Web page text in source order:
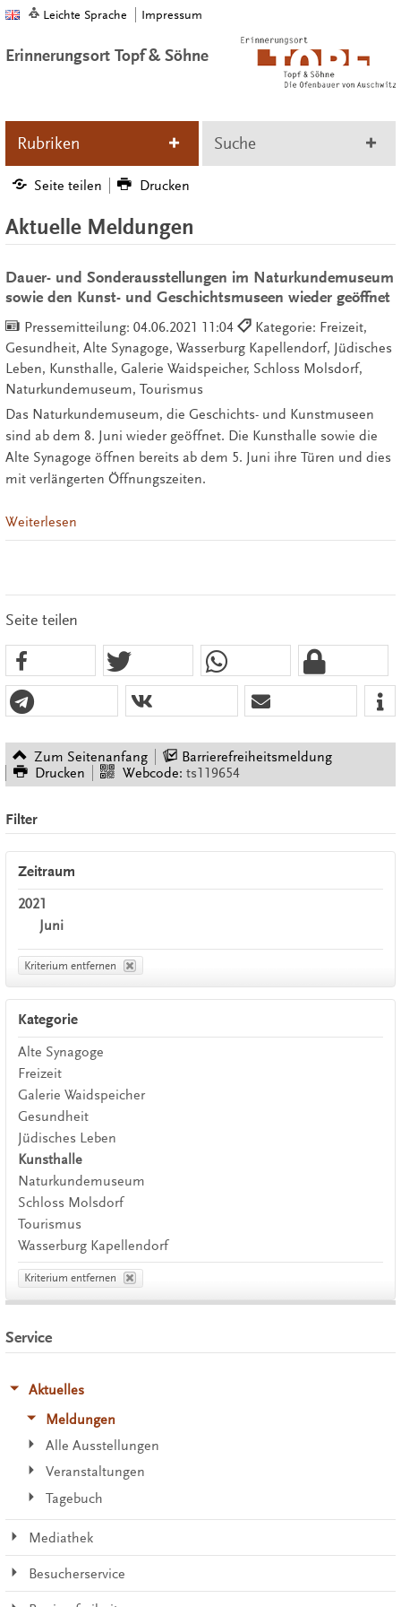
Leichte Sprache Impressum
Erinnerungsort Topf & Söhne
Rubriken Suche
Seite teilen Drucken
Aktuelle Meldungen
Dauer- und Sonderausstellungen im Naturkundemuseum
sowie den Kunst- und Geschichtsmuseen wieder geöffnet
Pressemitteilung: 04.06.2021 11:04
Kategorie: Freizeit,
Gesundheit, Alte Synagoge, Wasserburg Kapellendorf, Jüdisches
Leben, Kunsthalle, Galerie Waidspeicher, Schloss Molsdorf,
Naturkundemuseum, Tourismus
Das Naturkundemuseum, die Geschichts- und Kunstmuseen
sind ab dem 8. Juni wieder geöffnet. Die Kunsthalle sowie die
Alte Synagoge öffnen bereits ab dem 5. Juni ihre Türen und dies
mit verlängerten Öffnungszeiten.
Weiterlesen
Seite teilen
Zum Seitenanfang
Barrierefreiheitsmeldung
Drucken
Webcode: ts119654
Filter
Zeitraum
2021
Juni
Kriterium entfernen
Kategorie
Alte Synagoge
Freizeit
Galerie Waidspeicher
Gesundheit
Jüdisches Leben
Kunsthalle
Naturkundemuseum
Schloss Molsdorf
Tourismus
Wasserburg Kapellendorf
Kriterium entfernen
Service
Aktuelles
Meldungen
Alle Ausstellungen
Veranstaltungen
Tagebuch
Mediathek
Besucherservice